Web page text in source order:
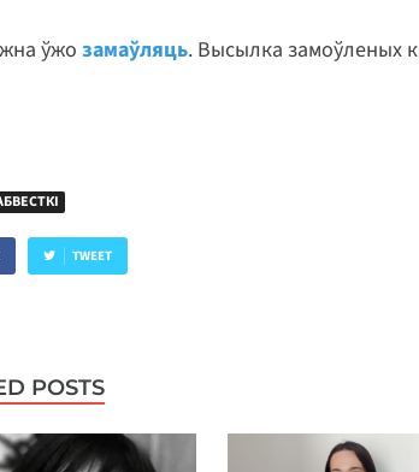
ўжо замаўляць. Высылка замоўленых
TWEET
POSTS